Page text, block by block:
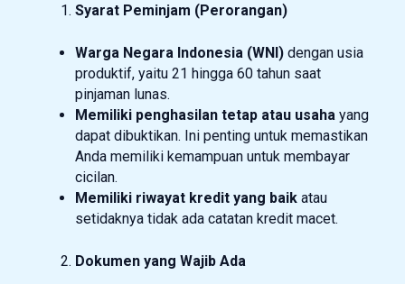
Syarat Peminjam (Perorangan)
Warga Negara Indonesia (WNI) dengan usia
produktif, yaitu 21 hingga 60 tahun saat
pinjaman lunas.
Memiliki penghasilan tetap atau usaha yang
dapat dibuktikan. Ini penting untuk memastikan
Anda memiliki kemampuan untuk membayar
cicilan.
Memiliki riwayat kredit yang baik atau
setidaknya tidak ada catatan kredit macet.
Dokumen yang Wajib Ada